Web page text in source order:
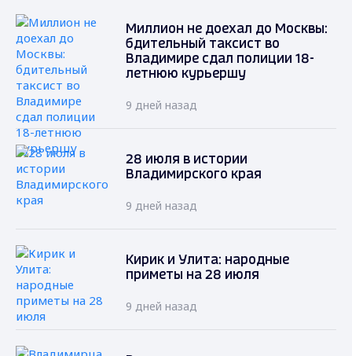
Миллион не доехал до Москвы:
бдительный таксист во
Владимире сдал полиции 18-
летнюю курьершу
9 дней назад
28 июля в истории
Владимирского края
9 дней назад
Кирик и Улита: народные
приметы на 28 июля
9 дней назад